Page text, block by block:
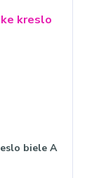
biele A